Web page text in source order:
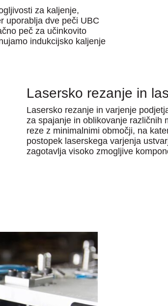
za kaljenje,
uporablja dve peči UBC
peč za učinkovito
indukcijsko kaljenje
Lasersko rezanje in
Lasersko rezanje in varjenje
za spajanje in oblikovanje različnih
reze z minimalnimi območji, na
postopek laserskega varjenja
zagotavlja visoko zmogljive